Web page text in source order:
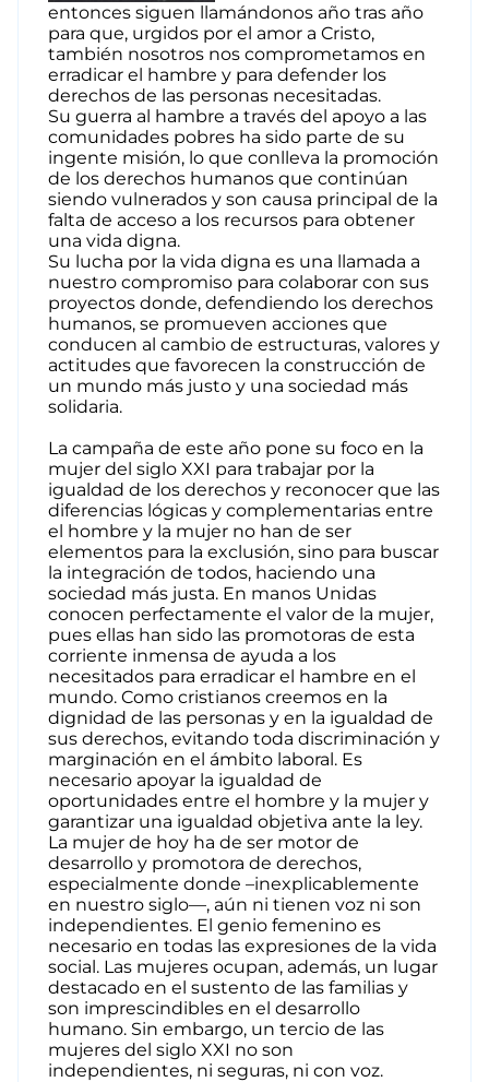
entonces siguen llamándonos año tras año
para que, urgidos por el amor a Cristo,
también nosotros nos comprometamos en
erradicar el hambre y para defender los
derechos de las personas necesitadas.
Su guerra al hambre a través del apoyo a las
comunidades pobres ha sido parte de su
ingente misión, lo que conlleva la promoción
de los derechos humanos que continúan
siendo vulnerados y son causa principal de la
falta de acceso a los recursos para obtener
una vida digna.
Su lucha por la vida digna es una llamada a
nuestro compromiso para colaborar con sus
proyectos donde, defendiendo los derechos
humanos, se promueven acciones que
conducen al cambio de estructuras, valores y
actitudes que favorecen la construcción de
un mundo más justo y una sociedad más
solidaria.
La campaña de este año pone su foco en la
mujer del siglo XXI para trabajar por la
igualdad de los derechos y reconocer que las
diferencias lógicas y complementarias entre
el hombre y la mujer no han de ser
elementos para la exclusión, sino para buscar
la integración de todos, haciendo una
sociedad más justa. En manos Unidas
conocen perfectamente el valor de la mujer,
pues ellas han sido las promotoras de esta
corriente inmensa de ayuda a los
necesitados para erradicar el hambre en el
mundo. Como cristianos creemos en la
dignidad de las personas y en la igualdad de
sus derechos, evitando toda discriminación y
marginación en el ámbito laboral. Es
necesario apoyar la igualdad de
oportunidades entre el hombre y la mujer y
garantizar una igualdad objetiva ante la ley.
La mujer de hoy ha de ser motor de
desarrollo y promotora de derechos,
especialmente donde –inexplicablemente
en nuestro siglo—, aún ni tienen voz ni son
independientes. El genio femenino es
necesario en todas las expresiones de la vida
social. Las mujeres ocupan, además, un lugar
destacado en el sustento de las familias y
son imprescindibles en el desarrollo
humano. Sin embargo, un tercio de las
mujeres del siglo XXI no son
independientes, ni seguras, ni con voz.